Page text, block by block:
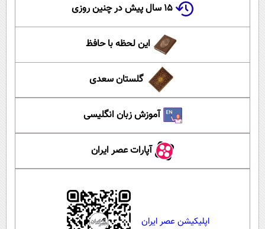
۱۵ سال پیش در چنین روزی
این لحظه با حافظ
گلستان سعدی
آموزش زبان انگلیسی
آپارات عصر ایران
اپلیکیشن عصر ایران